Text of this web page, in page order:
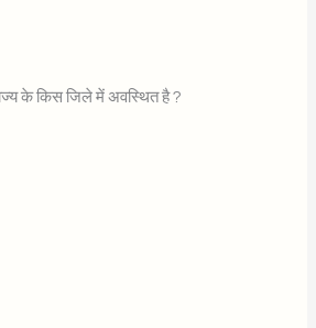
के किस जिले में अवस्थित है ?